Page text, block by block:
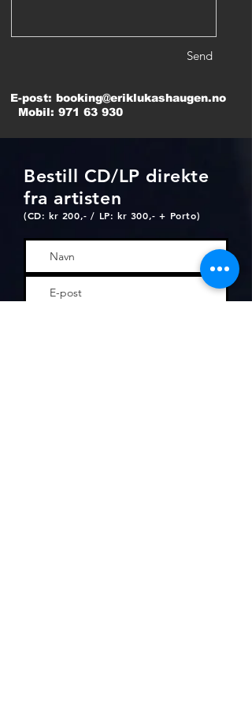
Send
E-post: booking@eriklukashaugen.no
Mobil: 971 63 930
Bestill CD/LP direkte
fra artisten
(CD: kr 200,- / LP: kr 300,- + Porto)